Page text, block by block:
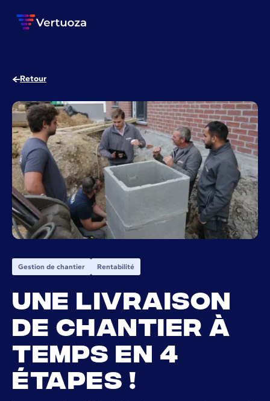
Retour
Gestion de chantier Rentabilité
Une livraison
de chantier à
temps en 4
étapes !